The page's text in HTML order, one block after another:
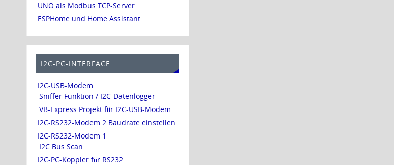
UNO als Modbus TCP-Server
ESPHome und Home Assistant
I2C-PC-INTERFACE
I2C-USB-Modem
Sniffer Funktion / I2C-Datenlogger
VB-Express Projekt für I2C-USB-Modem
I2C-RS232-Modem 2 Baudrate einstellen
I2C-RS232-Modem 1
I2C Bus Scan
I2C-PC-Koppler für RS232